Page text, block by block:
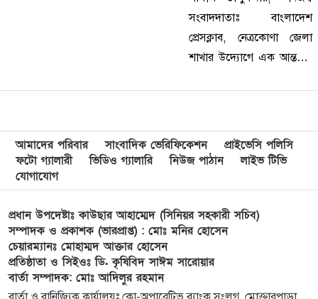
সংবাদদাতাঃ বাংলাদেশ
প্রেসক্লাব, নেত্রকোণা জেলা
শাখার উদ্যোগে এক আন্তরিক
হয়েছে। অনুষ্ঠানে প্রধান
অতিথি হিসেবে…
আমাদের পরিবার সাংবাদিক ভেরিফিকেশন
প্রাইভেসি পলিসি
ফটো গ্যালারী
ভিডিও গ্যালারি নিউজ পাঠান
লাইভ টিভি
যোগাযোগ
প্রধান উপদেষ্টাঃ কাউছার আহাম্মেদ (সিনিয়র সহকারী সচিব)
সম্পাদক ও প্রকাশক (ভারপ্রাপ্ত) : মোঃ মনির হোসেন
চেয়ারম্যানঃ মোহাম্মদ আক্তার হোসেন
প্রতিষ্ঠাতা ও সিইওঃ ডি. কৃষিবিদ সাঈম সারোয়ার
বার্তা সম্পাদক: মোঃ আদিলুর রহমান